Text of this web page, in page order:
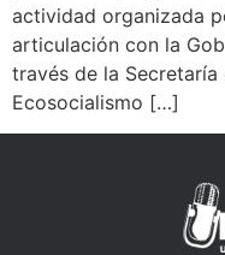
actividad organizada
articulación con la
través de la
Ecosocialismo […]